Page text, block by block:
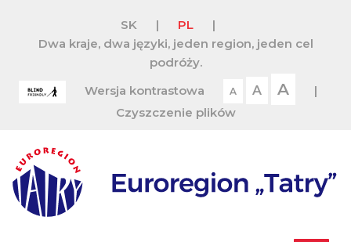
SK | PL
|
Dwa kraje, dwa języki, jeden region, jeden cel
podróży.
Wersja kontrastowa
A A A
|
Czyszczenie plików